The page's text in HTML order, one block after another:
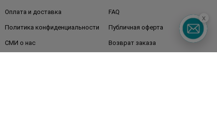
Оплата и доставка FAQ
Политика конфиденциальности Публичная оферта
СМИ о нас Возврат заказа
x